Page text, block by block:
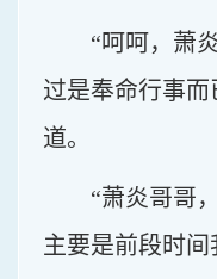
“呵呵，萧
过是奉命行事而
道。
“萧炎哥哥
主要是前段时